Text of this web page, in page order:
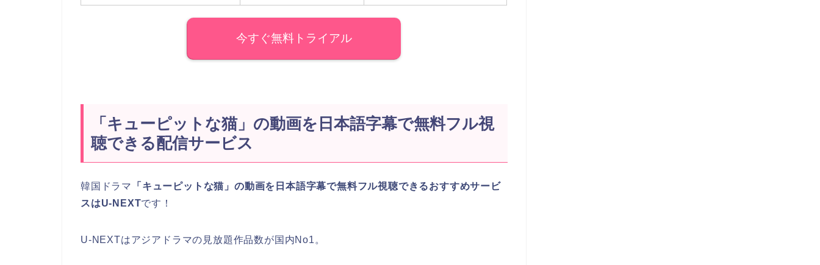
今すぐ無料トライアル
「キューピットな猫」の動画を日本語字幕で無料フル視
聴できる配信サービス
韓国ドラマ
「キューピットな猫」の動画を日本語字幕で無料フル視聴できるおすすめサービ
スはU-NEXTです！
U-NEXTはアジアドラマの見放題作品数が国内No1。